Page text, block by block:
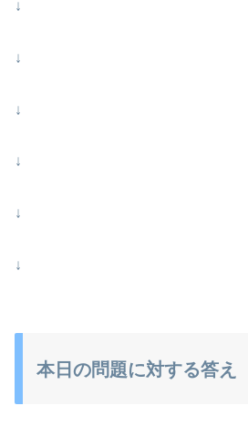
↓
↓
↓
↓
↓
↓
本日の問題に対する答え